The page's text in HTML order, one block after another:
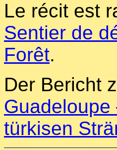
Le récit est
Sentier de
Forêt.
Der Bericht
türkisen